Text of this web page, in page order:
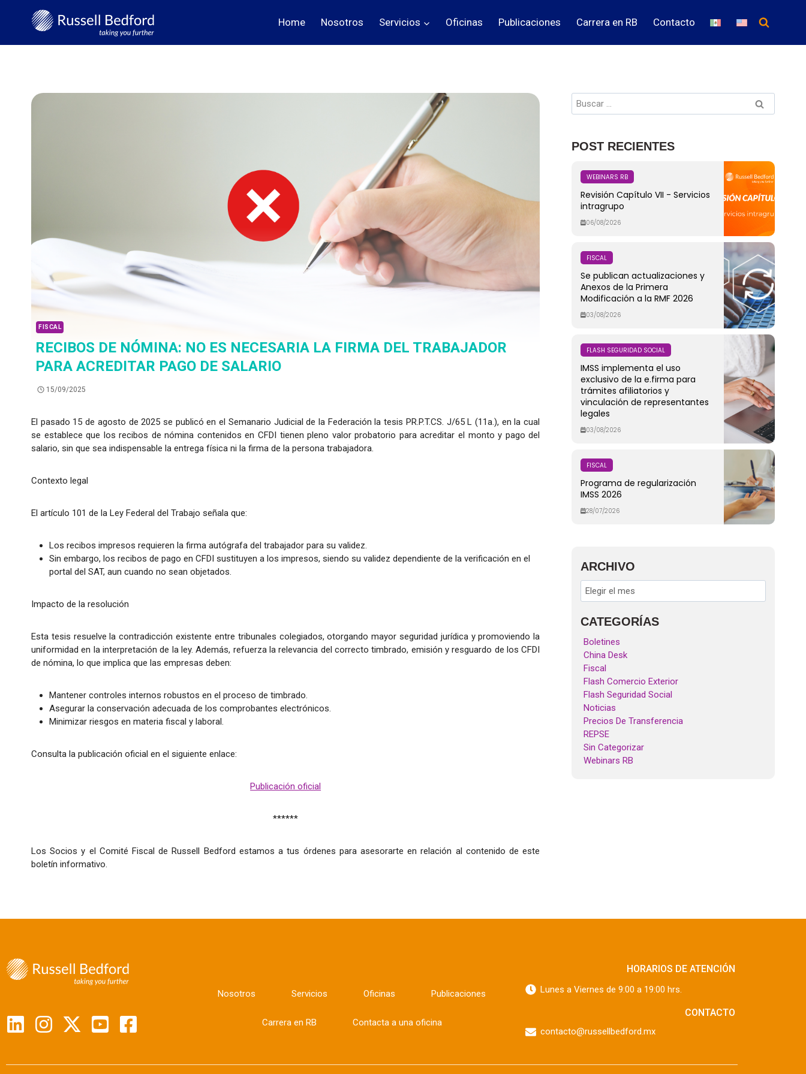
Home Nosotros Servicios Oficinas Publicaciones Carrera en RB Contacto
FISCAL
RECIBOS DE NÓMINA: NO ES NECESARIA LA FIRMA DEL TRABAJADOR
PARA ACREDITAR PAGO DE SALARIO
15/09/2025
El pasado 15 de agosto de 2025 se publicó en el Semanario Judicial de la Federación la tesis PR.P.T.CS. J/65 L (11a.), en la cual
se establece que los recibos de nómina contenidos en CFDI tienen pleno valor probatorio para acreditar el monto y pago del
salario, sin que sea indispensable la entrega física ni la firma de la persona trabajadora.
Contexto legal
El artículo 101 de la Ley Federal del Trabajo señala que:
Los recibos impresos requieren la firma autógrafa del trabajador para su validez.
Sin embargo, los recibos de pago en CFDI sustituyen a los impresos, siendo su validez dependiente de la verificación en el
portal del SAT, aun cuando no sean objetados.
Impacto de la resolución
Esta tesis resuelve la contradicción existente entre tribunales colegiados, otorgando mayor seguridad jurídica y promoviendo la
uniformidad en la interpretación de la ley. Además, refuerza la relevancia del correcto timbrado, emisión y resguardo de los CFDI
de nómina, lo que implica que las empresas deben:
Mantener controles internos robustos en el proceso de timbrado.
Asegurar la conservación adecuada de los comprobantes electrónicos.
Minimizar riesgos en materia fiscal y laboral.
Consulta la publicación oficial en el siguiente enlace:
Publicación oficial
******
Los Socios y el Comité Fiscal de Russell Bedford estamos a tus órdenes para asesorarte en relación al contenido de este
boletín informativo.
POST RECIENTES
WEBINARS RB
Revisión Capítulo VII - Servicios
intragrupo
06/08/2026
FISCAL
Se publican actualizaciones y
Anexos de la Primera
Modificación a la RMF 2026
03/08/2026
FLASH SEGURIDAD SOCIAL
IMSS implementa el uso
exclusivo de la e.firma para
trámites afiliatorios y
vinculación de representantes
legales
03/08/2026
FISCAL
Programa de regularización
IMSS 2026
28/07/2026
ARCHIVO
CATEGORÍAS
Boletines
China Desk
Fiscal
Flash Comercio Exterior
Flash Seguridad Social
Noticias
Precios De Transferencia
REPSE
Sin Categorizar
Webinars RB
Nosotros Servicios Oficinas Publicaciones
Carrera en RB Contacta a una oficina
HORARIOS DE ATENCIÓN
Lunes a Viernes de 9:00 a 19:00 hrs.
CONTACTO
contacto@russellbedford.mx